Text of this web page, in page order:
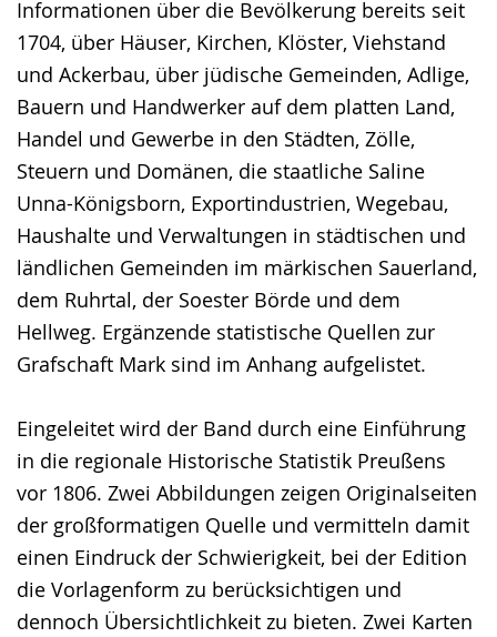
Informationen über die Bevölkerung bereits seit
1704, über Häuser, Kirchen, Klöster, Viehstand
und Ackerbau, über jüdische Gemeinden, Adlige,
Bauern und Handwerker auf dem platten Land,
Handel und Gewerbe in den Städten, Zölle,
Steuern und Domänen, die staatliche Saline
Unna-Königsborn, Exportindustrien, Wegebau,
Haushalte und Verwaltungen in städtischen und
ländlichen Gemeinden im märkischen Sauerland,
dem Ruhrtal, der Soester Börde und dem
Hellweg. Ergänzende statistische Quellen zur
Grafschaft Mark sind im Anhang aufgelistet.
Eingeleitet wird der Band durch eine Einführung
in die regionale Historische Statistik Preußens
vor 1806. Zwei Abbildungen zeigen Originalseiten
der großformatigen Quelle und vermitteln damit
einen Eindruck der Schwierigkeit, bei der Edition
die Vorlagenform zu berücksichtigen und
dennoch Übersichtlichkeit zu bieten. Zwei Karten